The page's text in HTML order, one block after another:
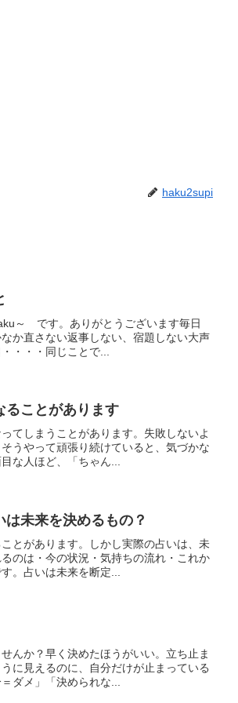
haku2supi
～ です。ありがとうございます毎日
か直さない返事しない、宿題しない大声
・・・同じことで...
ることがあります
てしまうことがあります。失敗しないよ
うやって頑張り続けていると、気づかな
な人ほど、「ちゃん...
未来を決めるもの？
とがあります。しかし実際の占いは、未
のは・今の状況・気持ちの流れ・これか
。占いは未来を断定...
んか？早く決めたほうがいい。立ち止ま
に見えるのに、自分だけが止まっている
ダメ」「決められな...